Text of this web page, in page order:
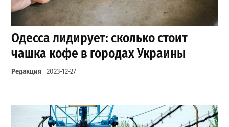
Одесса лидирует: сколько стоит
чашка кофе в городах Украины
Редакция 2023-12-27